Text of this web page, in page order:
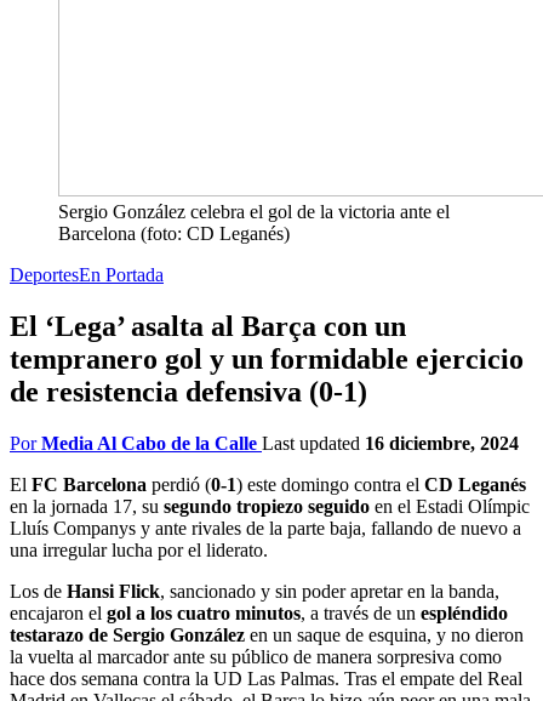
Sergio González celebra el gol de la victoria ante el
Barcelona (foto: CD Leganés)
DeportesEn Portada
El ‘Lega’ asalta al Barça con un
tempranero gol y un formidable ejercicio
de resistencia defensiva (0-1)
PorMedia Al Cabo de la Calle Last updated 16 diciembre, 2024
El FC Barcelona perdió (0-1) este domingo contra el CD Leganés
en la jornada 17, su segundo tropiezo seguido en el Estadi Olímpic
Lluís Companys y ante rivales de la parte baja, fallando de nuevo a
una irregular lucha por el liderato.
Los de Hansi Flick, sancionado y sin poder apretar en la banda,
encajaron el gol a los cuatro minutos, a través de un espléndido
testarazo de Sergio González en un saque de esquina, y no dieron
la vuelta al marcador ante su público de manera sorpresiva como
hace dos semana contra la UD Las Palmas. Tras el empate del Real